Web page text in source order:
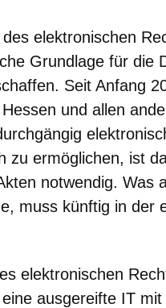
elektronischen
Grundlage für die
Seit Anfang
und allen
zu ermöglichen, ist
notwendig. Was
muss künftig in der
elektronischen
ausgereifte IT